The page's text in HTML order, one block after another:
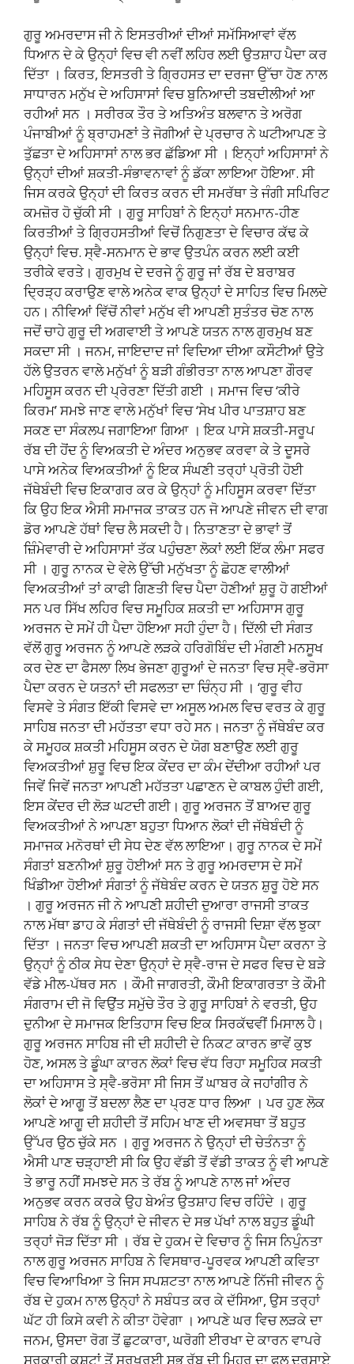
ਗੁਰੂ ਅਮਰਦਾਸ ਜੀ ਨੇ ਇਸਤਰੀਆਂ ਦੀਆਂ ਸਮੱਸਿਆਵਾਂ ਵੱਲ
ਧਿਆਨ ਦੇ ਕੇ ਉਨ੍ਹਾਂ ਵਿਚ ਵੀ ਨਵੀਂ ਲਹਿਰ ਲਈ ਉਤਸ਼ਾਹ ਪੈਦਾ ਕਰ
ਦਿੱਤਾ । ਕਿਰਤ, ਇਸਤਰੀ ਤੇ ਗ੍ਰਿਹਸਤ ਦਾ ਦਰਜਾ ਉੱਚਾ ਹੋਣ ਨਾਲ
ਸਾਧਾਰਨ ਮਨੁੱਖ ਦੇ ਅਹਿਸਾਸਾਂ ਵਿਚ ਬੁਨਿਆਦੀ ਤਬਦੀਲੀਆਂ ਆ
ਰਹੀਆਂ ਸਨ । ਸਰੀਰਕ ਤੌਰ ਤੇ ਅਤਿਅੰਤ ਬਲਵਾਨ ਤੇ ਅਰੋਗ
ਪੰਜਾਬੀਆਂ ਨੂੰ ਬ੍ਰਾਹਮਣਾਂ ਤੇ ਜੋਗੀਆਂ ਦੇ ਪ੍ਰਚਾਰ ਨੇ ਘਟੀਆਪਣ ਤੇ
ਤੁੱਛਤਾ ਦੇ ਅਹਿਸਾਸਾਂ ਨਾਲ ਭਰ ਛੱਡਿਆ ਸੀ । ਇਨ੍ਹਾਂ ਅਹਿਸਾਸਾਂ ਨੇ
ਉਨ੍ਹਾਂ ਦੀਆਂ ਸ਼ਕਤੀ-ਸੰਭਾਵਨਾਵਾਂ ਨੂੰ ਡੱਕਾ ਲਾਇਆ ਹੋਇਆ. ਸੀ
ਜਿਸ ਕਰਕੇ ਉਨ੍ਹਾਂ ਦੀ ਕਿਰਤ ਕਰਨ ਦੀ ਸਮਰੱਥਾ ਤੇ ਜੰਗੀ ਸਪਿਰਿਟ
ਕਮਜ਼ੋਰ ਹੋ ਚੁੱਕੀ ਸੀ । ਗੁਰੂ ਸਾਹਿਬਾਂ ਨੇ ਇਨ੍ਹਾਂ ਸਨਮਾਨ-ਹੀਣ
ਕਿਰਤੀਆਂ ਤੇ ਗ੍ਰਿਹਸਤੀਆਂ ਵਿਚੋਂ ਨਿਗੁਣਤਾ ਦੇ ਵਿਚਾਰ ਕੱਢ ਕੇ
ਉਨ੍ਹਾਂ ਵਿਚ. ਸ੍ਵੈ-ਸਨਮਾਨ ਦੇ ਭਾਵ ਉਤਪੰਨ ਕਰਨ ਲਈ ਕਈ
ਤਰੀਕੇ ਵਰਤੇ। ਗੁਰਮੁਖ ਦੇ ਦਰਜੇ ਨੂੰ ਗੁਰੂ ਜਾਂ ਰੱਬ ਦੇ ਬਰਾਬਰ
ਦ੍ਰਿੜ੍ਹ ਕਰਾਉਣ ਵਾਲੇ ਅਨੇਕ ਵਾਕ ਉਨ੍ਹਾਂ ਦੇ ਸਾਹਿਤ ਵਿਚ ਮਿਲਦੇ
ਹਨ। ਨੀਵਿਆਂ ਵਿੱਚੋਂ ਨੀਵਾਂ ਮਨੁੱਖ ਵੀ ਆਪਣੀ ਸੁਤੰਤਰ ਚੋਣ ਨਾਲ
ਜਦੋਂ ਚਾਹੇ ਗੁਰੂ ਦੀ ਅਗਵਾਈ ਤੇ ਆਪਣੇ ਯਤਨ ਨਾਲ ਗੁਰਮੁਖ ਬਣ
ਸਕਦਾ ਸੀ । ਜਨਮ, ਜਾਇਦਾਦ ਜਾਂ ਵਿਦਿਆ ਦੀਆ ਕਸੌਟੀਆਂ ਉਤੇ
ਹੱਲੇ ਉਤਰਨ ਵਾਲੇ ਮਨੁੱਖਾਂ ਨੂੰ ਬੜੀ ਗੰਭੀਰਤਾ ਨਾਲ ਆਪਣਾ ਗੌਰਵ
ਮਹਿਸੂਸ ਕਰਨ ਦੀ ਪ੍ਰੇਰਣਾ ਦਿੱਤੀ ਗਈ । ਸਮਾਜ ਵਿਚ ‘ਕੀਰੇ
ਕਿਰਮ’ ਸਮਝੇ ਜਾਣ ਵਾਲੇ ਮਨੁੱਖਾਂ ਵਿਚ ‘ਸੇਖ ਪੀਰ ਪਾਤਸ਼ਾਹ ਬਣ
ਸਕਣ ਦਾ ਸੰਕਲਪ ਜਗਾਇਆ ਗਿਆ । ਇਕ ਪਾਸੇ ਸ਼ਕਤੀ-ਸਰੂਪ
ਰੱਬ ਦੀ ਹੋਂਦ ਨੂੰ ਵਿਅਕਤੀ ਦੇ ਅੰਦਰ ਅਨੁਭਵ ਕਰਵਾ ਕੇ ਤੇ ਦੂਸਰੇ
ਪਾਸੇ ਅਨੇਕ ਵਿਅਕਤੀਆਂ ਨੂੰ ਇਕ ਸੰਘਣੀ ਤਰ੍ਹਾਂ ਪ੍ਰੋਤੀ ਹੋਈ
ਜੱਥੇਬੰਦੀ ਵਿਚ ਇਕਾਗਰ ਕਰ ਕੇ ਉਨ੍ਹਾਂ ਨੂੰ ਮਹਿਸੂਸ ਕਰਵਾ ਦਿੱਤਾ
ਕਿ ਉਹ ਇਕ ਐਸੀ ਸਮਾਜਕ ਤਾਕਤ ਹਨ ਜੋ ਆਪਣੇ ਜੀਵਨ ਦੀ ਵਾਗ
ਡੋਰ ਆਪਣੇ ਹੱਥਾਂ ਵਿਚ ਲੈ ਸਕਦੀ ਹੈ। ਨਿਤਾਣਤਾ ਦੇ ਭਾਵਾਂ ਤੋਂ
ਜ਼ਿੰਮੇਵਾਰੀ ਦੇ ਅਹਿਸਾਸਾਂ ਤੱਕ ਪਹੁੰਚਣਾ ਲੋਕਾਂ ਲਈ ਇੱਕ ਲੰਮਾ ਸਫਰ
ਸੀ । ਗੁਰੂ ਨਾਨਕ ਦੇ ਵੇਲੇ ਉੱਚੀ ਮਨੁੱਖਤਾ ਨੂੰ ਛੋਹਣ ਵਾਲੀਆਂ
ਵਿਅਕਤੀਆਂ ਤਾਂ ਕਾਫੀ ਗਿਣਤੀ ਵਿਚ ਪੈਦਾ ਹੋਣੀਆਂ ਸ਼ੁਰੂ ਹੋ ਗਈਆਂ
ਸਨ ਪਰ ਸਿੱਖ ਲਹਿਰ ਵਿਚ ਸਮੂਹਿਕ ਸ਼ਕਤੀ ਦਾ ਅਹਿਸਾਸ ਗੁਰੂ
ਅਰਜਨ ਦੇ ਸਮੇਂ ਹੀ ਪੈਦਾ ਹੋਇਆ ਸਹੀ ਹੁੰਦਾ ਹੈ। ਦਿੱਲੀ ਦੀ ਸੰਗਤ
ਵੱਲੋਂ ਗੁਰੂ ਅਰਜਨ ਨੂੰ ਆਪਣੇ ਲੜਕੇ ਹਰਿਗੋਬਿੰਦ ਦੀ ਮੰਗਣੀ ਮਨਸੂਖ
ਕਰ ਦੇਣ ਦਾ ਫੈਸਲਾ ਲਿਖ ਭੇਜਣਾ ਗੁਰੂਆਂ ਦੇ ਜਨਤਾ ਵਿਚ ਸ੍ਵੈ-ਭਰੋਸਾ
ਪੈਦਾ ਕਰਨ ਦੇ ਯਤਨਾਂ ਦੀ ਸਫਲਤਾ ਦਾ ਚਿੰਨ੍ਹ ਸੀ । ‘ਗੁਰੂ ਵੀਹ
ਵਿਸਵੇ ਤੇ ਸੰਗਤ ਇੱਕੀ ਵਿਸਵੇ ਦਾ ਅਸੂਲ ਅਮਲ ਵਿਚ ਵਰਤ ਕੇ ਗੁਰੂ
ਸਾਹਿਬ ਜਨਤਾ ਦੀ ਮਹੱਤਤਾ ਵਧਾ ਰਹੇ ਸਨ। ਜਨਤਾ ਨੂੰ ਜੱਥੇਬੰਦ ਕਰ
ਕੇ ਸਮੂਹਕ ਸ਼ਕਤੀ ਮਹਿਸੂਸ ਕਰਨ ਦੇ ਯੋਗ ਬਣਾਉਣ ਲਈ ਗੁਰੂ
ਵਿਅਕਤੀਆਂ ਸ਼ੁਰੂ ਵਿਚ ਇਕ ਕੇਂਦਰ ਦਾ ਕੰਮ ਦੇਂਦੀਆ ਰਹੀਆਂ ਪਰ
ਜਿਵੇਂ ਜਿਵੇਂ ਜਨਤਾ ਆਪਣੀ ਮਹੱਤਤਾ ਪਛਾਣਨ ਦੇ ਕਾਬਲ ਹੁੰਦੀ ਗਈ,
ਇਸ ਕੇਂਦਰ ਦੀ ਲੋੜ ਘਟਦੀ ਗਈ। ਗੁਰੂ ਅਰਜਨ ਤੋਂ ਬਾਅਦ ਗੁਰੂ
ਵਿਅਕਤੀਆਂ ਨੇ ਆਪਣਾ ਬਹੁਤਾ ਧਿਆਨ ਲੋਕਾਂ ਦੀ ਜੱਥੇਬੰਦੀ ਨੂੰ
ਸਮਾਜਕ ਮਨੋਰਥਾਂ ਦੀ ਸੇਧ ਦੇਣ ਵੱਲ ਲਾਇਆ। ਗੁਰੂ ਨਾਨਕ ਦੇ ਸਮੇਂ
ਸੰਗਤਾਂ ਬਣਨੀਆਂ ਸ਼ੁਰੂ ਹੋਈਆਂ ਸਨ ਤੇ ਗੁਰੂ ਅਮਰਦਾਸ ਦੇ ਸਮੇਂ
ਖਿੰਡੀਆ ਹੋਈਆਂ ਸੰਗਤਾਂ ਨੂੰ ਜੱਥੇਬੰਦ ਕਰਨ ਦੇ ਯਤਨ ਸ਼ੁਰੂ ਹੋਏ ਸਨ
। ਗੁਰੂ ਅਰਜਨ ਜੀ ਨੇ ਆਪਣੀ ਸ਼ਹੀਦੀ ਦੁਆਰਾ ਰਾਜਸੀ ਤਾਕਤ
ਨਾਲ ਮੱਥਾ ਡਾਹ ਕੇ ਸੰਗਤਾਂ ਦੀ ਜੱਥੇਬੰਦੀ ਨੂੰ ਰਾਜਸੀ ਦਿਸ਼ਾ ਵੱਲ ਝੁਕਾ
ਦਿੱਤਾ । ਜਨਤਾ ਵਿਚ ਆਪਣੀ ਸ਼ਕਤੀ ਦਾ ਅਹਿਸਾਸ ਪੈਦਾ ਕਰਨਾ ਤੇ
ਉਨ੍ਹਾਂ ਨੂੰ ਠੀਕ ਸੇਧ ਦੇਣਾ ਉਨ੍ਹਾਂ ਦੇ ਸ੍ਵੈ-ਰਾਜ ਦੇ ਸਫਰ ਵਿਚ ਦੇ ਬੜੇ
ਵੱਡੇ ਮੀਲ-ਪੱਥਰ ਸਨ । ਕੌਮੀ ਜਾਗਰਤੀ, ਕੌਮੀ ਇਕਾਗਰਤਾ ਤੇ ਕੌਮੀ
ਸੰਗਰਾਮ ਦੀ ਜੋ ਵਿਉਂਤ ਸਮੁੱਚੇ ਤੌਰ ਤੇ ਗੁਰੂ ਸਾਹਿਬਾਂ ਨੇ ਵਰਤੀ, ਉਹ
ਦੁਨੀਆ ਦੇ ਸਮਾਜਕ ਇਤਿਹਾਸ ਵਿਚ ਇਕ ਸਿਰਕੱਢਵੀਂ ਮਿਸਾਲ ਹੈ।
ਗੁਰੂ ਅਰਜਨ ਸਾਹਿਬ ਜੀ ਦੀ ਸ਼ਹੀਦੀ ਦੇ ਨਿਕਟ ਕਾਰਨ ਭਾਵੇਂ ਕੁਝ
ਹੋਣ, ਅਸਲ ਤੇ ਡੂੰਘਾ ਕਾਰਨ ਲੋਕਾਂ ਵਿਚ ਵੱਧ ਰਿਹਾ ਸਮੂਹਿਕ ਸਕਤੀ
ਦਾ ਅਹਿਸਾਸ ਤੇ ਸ੍ਵੈ-ਭਰੋਸਾ ਸੀ ਜਿਸ ਤੋਂ ਘਾਬਰ ਕੇ ਜਹਾਂਗੀਰ ਨੇ
ਲੋਕਾਂ ਦੇ ਆਗੂ ਤੋਂ ਬਦਲਾ ਲੈਣ ਦਾ ਪ੍ਰਣ ਧਾਰ ਲਿਆ । ਪਰ ਹੁਣ ਲੋਕ
ਆਪਣੇ ਆਗੂ ਦੀ ਸ਼ਹੀਦੀ ਤੋਂ ਸਹਿਮ ਖਾਣ ਦੀ ਅਵਸਥਾ ਤੋਂ ਬਹੁਤ
ਉੱਪਰ ਉਠ ਚੁੱਕੇ ਸਨ । ਗੁਰੂ ਅਰਜਨ ਨੇ ਉਨ੍ਹਾਂ ਦੀ ਚੇਤੰਨਤਾ ਨੂੰ
ਐਸੀ ਪਾਣ ਚੜ੍ਹਾਈ ਸੀ ਕਿ ਉਹ ਵੱਡੀ ਤੋਂ ਵੱਡੀ ਤਾਕਤ ਨੂੰ ਵੀ ਆਪਣੇ
ਤੇ ਭਾਰੂ ਨਹੀਂ ਸਮਝਦੇ ਸਨ ਤੇ ਰੱਬ ਨੂੰ ਆਪਣੇ ਨਾਲ ਜਾਂ ਅੰਦਰ
ਅਨੁਭਵ ਕਰਨ ਕਰਕੇ ਉਹ ਬੇਅੰਤ ਉਤਸ਼ਾਹ ਵਿਚ ਰਹਿੰਦੇ । ਗੁਰੂ
ਸਾਹਿਬ ਨੇ ਰੱਬ ਨੂੰ ਉਨ੍ਹਾਂ ਦੇ ਜੀਵਨ ਦੇ ਸਭ ਪੱਖਾਂ ਨਾਲ ਬਹੁਤ ਡੂੰਘੀ
ਤਰ੍ਹਾਂ ਜੋੜ ਦਿੱਤਾ ਸੀ । ਰੱਬ ਦੇ ਹੁਕਮ ਦੇ ਵਿਚਾਰ ਨੂੰ ਜਿਸ ਨਿਪੁੰਨਤਾ
ਨਾਲ ਗੁਰੂ ਅਰਜਨ ਸਾਹਿਬ ਨੇ ਵਿਸਥਾਰ-ਪੂਰਵਕ ਆਪਣੀ ਕਵਿਤਾ
ਵਿਚ ਵਿਆਖਿਆ ਤੇ ਜਿਸ ਸਪਸ਼ਟਤਾ ਨਾਲ ਆਪਣੇ ਨਿੱਜੀ ਜੀਵਨ ਨੂੰ
ਰੱਬ ਦੇ ਹੁਕਮ ਨਾਲ ਉਨ੍ਹਾਂ ਨੇ ਸਬੰਧਤ ਕਰ ਕੇ ਦੱਸਿਆ, ਉਸ ਤਰ੍ਹਾਂ
ਘੱਟ ਹੀ ਕਿਸੇ ਕਵੀ ਨੇ ਕੀਤਾ ਹੋਵੇਗਾ । ਆਪਣੇ ਘਰ ਵਿਚ ਲੜਕੇ ਦਾ
ਜਨਮ, ਉਸਦਾ ਰੋਗ ਤੋਂ ਛੁਟਕਾਰਾ, ਘਰੋਗੀ ਈਰਖਾ ਦੇ ਕਾਰਨ ਵਾਪਰੇ
ਸਰਕਾਰੀ ਕਸ਼ਟਾਂ ਤੋਂ ਸੁਰਖਰੂਈ ਸਭ ਰੱਬ ਦੀ ਮਿਹਰ ਦਾ ਫਲ ਦਰਸਾਏ